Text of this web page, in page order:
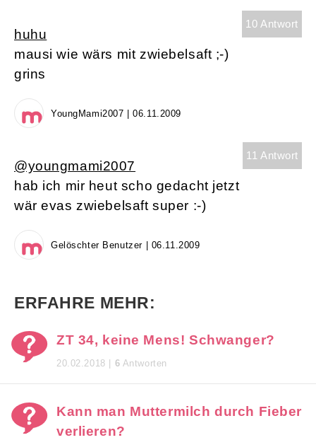
10 Antwort
huhu
mausi wie wärs mit zwiebelsaft ;-)
grins
YoungMami2007 | 06.11.2009
11 Antwort
@youngmami2007
hab ich mir heut scho gedacht jetzt
wär evas zwiebelsaft super :-)
Gelöschter Benutzer | 06.11.2009
ERFAHRE MEHR:
ZT 34, keine Mens! Schwanger?
20.02.2018 | 6 Antworten
Kann man Muttermilch durch Fieber
verlieren?